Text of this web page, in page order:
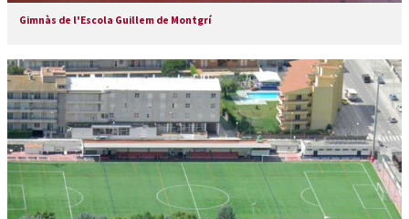
Gimnàs de l'Escola Guillem de Montgrí